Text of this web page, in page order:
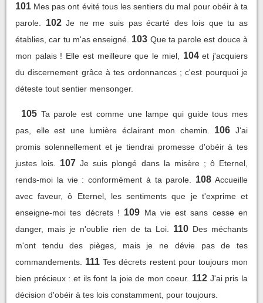
101 Mes pas ont évité tous les sentiers du mal pour obéir à ta
parole.
102 Je ne me suis pas écarté des lois que tu as
établies, car tu m'as enseigné. 103 Que ta parole est douce à
mon palais ! Elle est meilleure que le miel,
104 et j'acquiers
du discernement grâce à tes ordonnances ; c'est pourquoi je
déteste tout sentier mensonger.
105 Ta parole est comme une lampe qui guide tous mes
pas, elle est une lumière éclairant mon chemin.
106 J'ai
promis solennellement et je tiendrai promesse d'obéir à tes
justes lois.
107 Je suis plongé dans la misère ; ô Eternel,
rends-moi la vie : conformément à ta parole.
108 Accueille
avec faveur, ô Eternel, les sentiments que je t'exprime et
enseigne-moi tes décrets ! 109 Ma vie est sans cesse en
danger, mais je n'oublie rien de ta Loi.
110 Des méchants
m'ont tendu des pièges, mais je ne dévie pas de tes
commandements.
111 Tes décrets restent pour toujours mon
bien précieux : et ils font la joie de mon coeur. 112 J'ai pris la
décision d'obéir à tes lois constamment, pour toujours.